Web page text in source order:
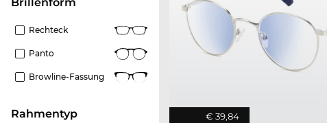
Brillenform
Rechteck
Panto
Browline-Fassung
Rahmentyp € 39,84